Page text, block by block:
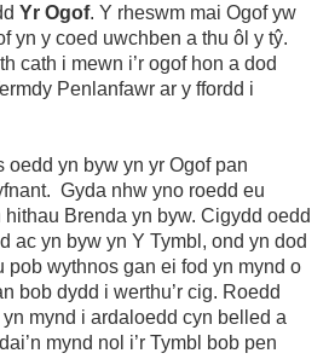
Yr Ogof. Y rheswm mai Ogof yw
yn y coed uwchben a thu ôl y tŷ.
cath i mewn i’r ogof hon a dod
Penlanfawr ar y ffordd i
oedd yn byw yn yr Ogof pan
Gyda nhw yno roedd eu
hithau Brenda yn byw. Cigydd oedd
ac yn byw yn Y Tymbl, ond yn dod
pob wythnos gan ei fod yn mynd o
bob dydd i werthu’r cig. Roedd
mynd i ardaloedd cyn belled a
mynd nol i’r Tymbl bob pen